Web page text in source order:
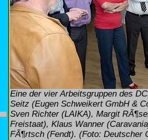
Eine der vier Arbeitsgruppen des
Seitz (Eugen Schweikert GmbH &
Sven Richter (LAIKA), Margit
Freistaat), Klaus Wanner
FÃ¶rtsch (Fendt). (Foto: Deutscher